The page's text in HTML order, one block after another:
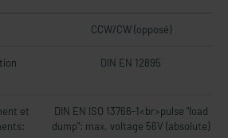
CCW/CW (opposé)
DIN EN 12895
et
DIN EN ISO 13766-1<br>pulse "load
dump": max. voltage 56V (absolute)